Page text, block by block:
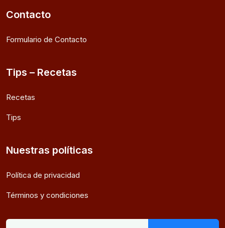
Contacto
Formulario de Contacto
Tips – Recetas
Recetas
Tips
Nuestras políticas
Política de privacidad
Términos y condiciones